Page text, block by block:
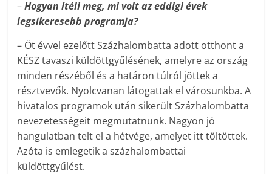
–Hogyan ítéli meg, mi volt az eddigi évek
legsikeresebb programja?
– Öt évvel ezelőtt Százhalombatta adott otthont a
KÉSZ tavaszi küldöttgyűlésének, amelyre az ország
minden részéből és a határon túlról jöttek a
résztvevők. Nyolcvanan látogattak el városunkba. A
hivatalos programok után sikerült Százhalombatta
nevezetességeit megmutatnunk. Nagyon jó
hangulatban telt el a hétvége, amelyet itt töltöttek.
Azóta is emlegetik a százhalombattai
küldöttgyűlést.